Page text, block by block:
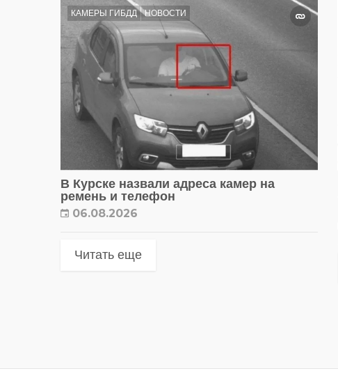
КАМЕРЫ ГИБДД НОВОСТИ
В Курске назвали адреса камер на
ремень и телефон
06.08.2026
Читать еще